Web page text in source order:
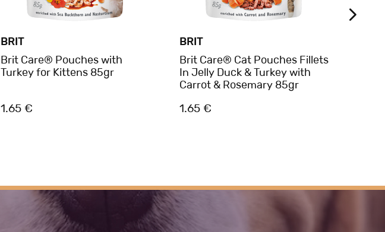
BRIT
Brit Care® Pouches with
Turkey for Kittens 85gr
1.65 €
BRIT
Brit Care® Cat Pouches Fillets
In Jelly Duck & Turkey with
Carrot & Rosemary 85gr
1.65 €